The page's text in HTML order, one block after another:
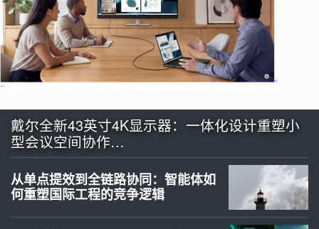
戴尔全新43英寸4K显示器：一体化设计重塑小
型会议空间协作…
从单点提效到全链路协同：智能体如
何重塑国际工程的竞争逻辑